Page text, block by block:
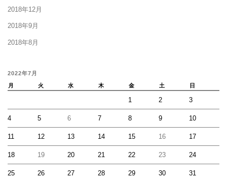
2018年12月
2018年9月
2018年8月
2022年7月
月
火 水 木 金 土 日
1 2 3
4 5 6 7 8 9 10
11 12 13 14 15 16 17
18 19 20 21 22 23 24
25 26 27 28 29 30 31